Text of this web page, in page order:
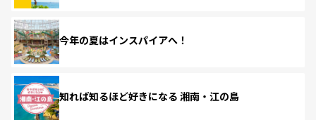
今年の夏はインスパイアへ！
知れば知るほど好きになる 湘南・江の島